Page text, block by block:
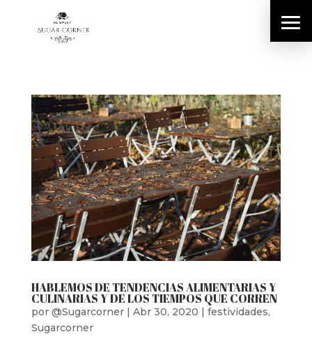
HABLEMOS DE TENDENCIAS ALIMENTARIAS Y
CULINARIAS Y DE LOS TIEMPOS QUE CORREN
por @Sugarcorner| Abr 30, 2020 | festividades,
Sugarcorner